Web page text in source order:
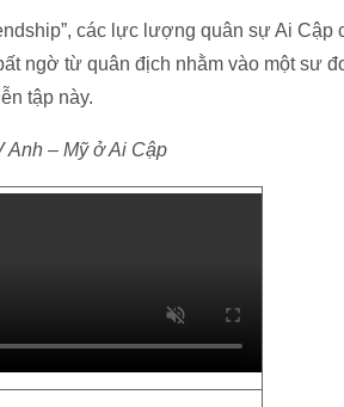
các lực lượng quân sự Ai Cập
ngờ từ quân địch nhằm vào một sư
tập này.
Anh – Mỹ ở Ai Cập